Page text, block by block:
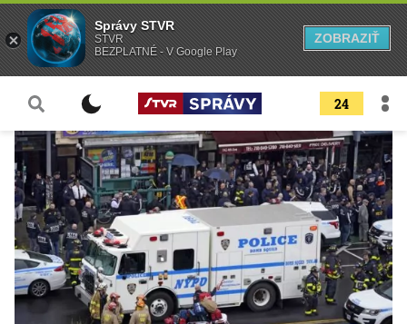
24
Správy STVR
STVR
BEZPLATNÉ - V Google Play
ZOBRAZIŤ